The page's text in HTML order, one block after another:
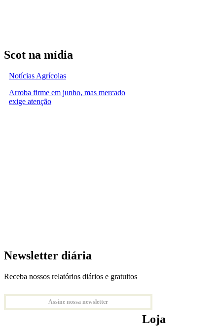
Scot na mídia
Notícias Agrícolas
Arroba firme em junho, mas mercado
exige atenção
Newsletter diária
Receba nossos relatórios diários e gratuitos
Assine nossa newsletter
Loja